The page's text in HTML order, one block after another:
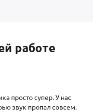
работе
просто супер. У нас
звук пропал совсем.